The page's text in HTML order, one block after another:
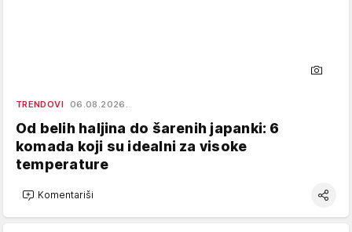
TRENDOVI 06.08.2026.
Od belih haljina do šarenih japanki: 6
komada koji su idealni za visoke
temperature
Komentariši